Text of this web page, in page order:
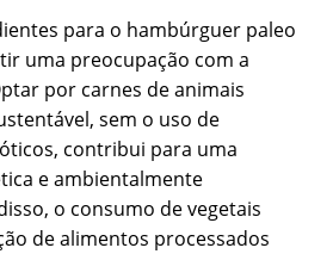
para o hambúrguer paleo
uma preocupação com a
por carnes de animais
sem o uso de
contribui para uma
e ambientalmente
o consumo de vegetais
de alimentos processados